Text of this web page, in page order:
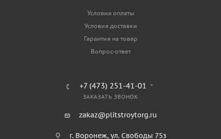
Условия оплаты
Условия доставки
Гарантия на товар
Вопрос-ответ
+7 (473) 251-41-01
ЗАКАЗАТЬ ЗВОНОК
zakaz@plitstroytorg.ru
г. Воронеж, ул. Свободы 75з